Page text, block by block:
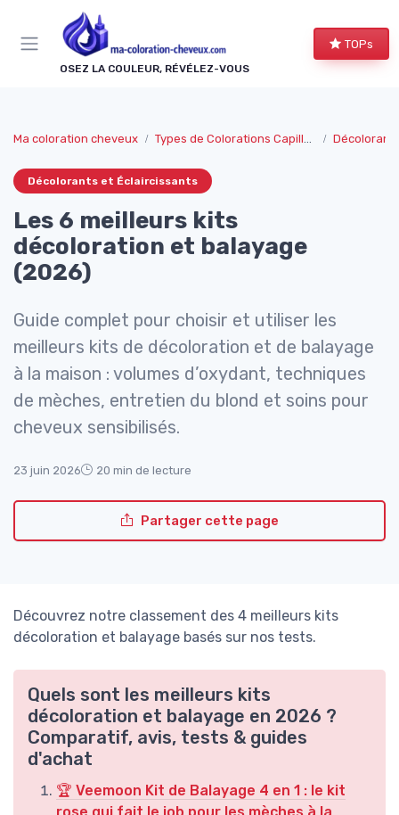
OSEZ LA COULEUR, RÉVÉLEZ-VOUS
TOPs
Ma coloration cheveux Types de Colorations Capillaires
Décolorants et Éclaircissants
Les 6 meilleurs kits
décoloration et balayage
(2026)
Guide complet pour choisir et utiliser les
meilleurs kits de décoloration et de balayage
à la maison : volumes d’oxydant, techniques
de mèches, entretien du blond et soins pour
cheveux sensibilisés.
23 juin 2026 20 min de lecture
Partager cette page
Découvrez notre classement des 4 meilleurs kits
décoloration et balayage basés sur nos tests.
Quels sont les meilleurs kits
décoloration et balayage en 2026 ?
Comparatif, avis, tests & guides
d'achat
🏆 Veemoon Kit de Balayage 4 en 1 : le kit
Panneau de gestion des cookies